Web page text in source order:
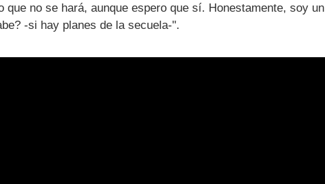
que no se hará, aunque espero que sí. Honestamente, soy un
-si hay planes de la secuela-".